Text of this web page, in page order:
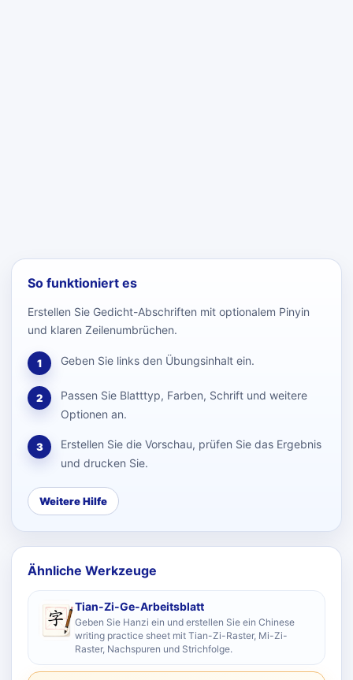
So funktioniert es
Erstellen Sie Gedicht-Abschriften mit optionalem Pinyin
und klaren Zeilenumbrüchen.
1 Geben Sie links den Übungsinhalt ein.
2
Passen Sie Blatttyp, Farben, Schrift und weitere
Optionen an.
3
Erstellen Sie die Vorschau, prüfen Sie das Ergebnis
und drucken Sie.
Weitere Hilfe
Ähnliche Werkzeuge
Tian-Zi-Ge-Arbeitsblatt
Geben Sie Hanzi ein und erstellen Sie ein Chinese
writing practice sheet mit Tian-Zi-Raster, Mi-Zi-
Raster, Nachspuren und Strichfolge.